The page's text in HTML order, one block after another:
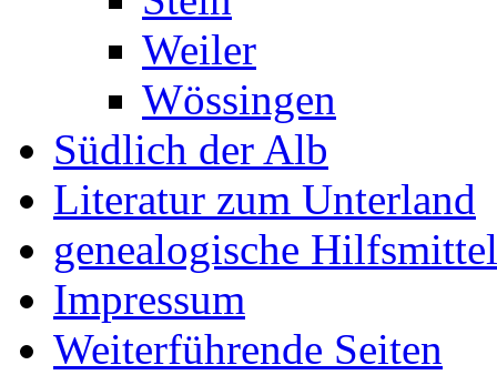
Weiler
Wössingen
Südlich der Alb
Literatur zum Unterland
genealogische Hilfsmittel
Impressum
Weiterführende Seiten